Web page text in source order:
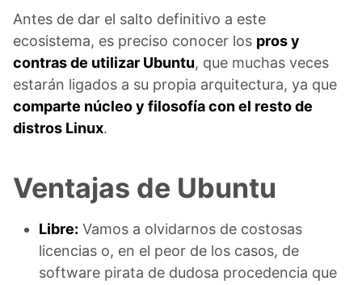
Antes de dar el salto definitivo a este
ecosistema, es preciso conocer los pros y
contras de utilizar Ubuntu, que muchas veces
estarán ligados a su propia arquitectura, ya que
comparte núcleo y filosofía con el resto de
distros Linux.
Ventajas de Ubuntu
Libre: Vamos a olvidarnos de costosas
licencias o, en el peor de los casos, de
software pirata de dudosa procedencia que